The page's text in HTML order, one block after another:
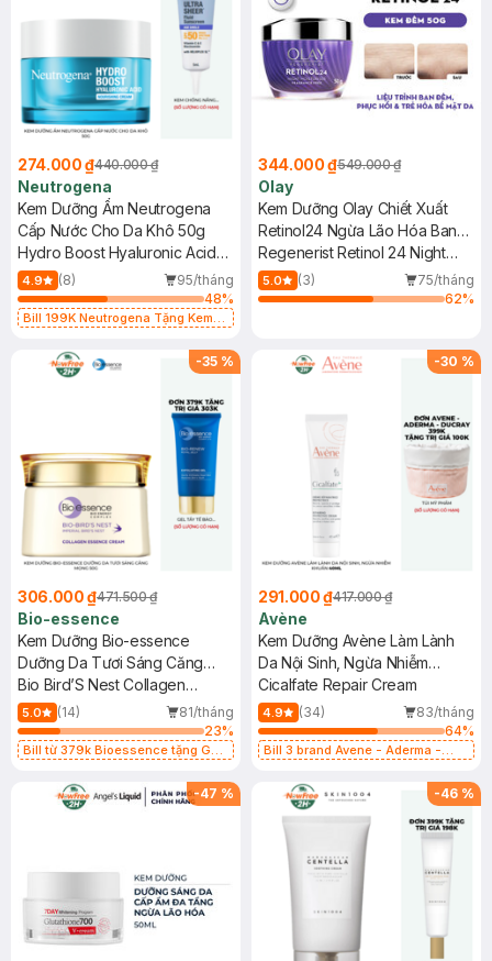
274.000 ₫440.000 ₫
Neutrogena
Kem Dưỡng Ẩm Neutrogena
Cấp Nước Cho Da Khô 50g
Hydro Boost Hyaluronic Acid
Nourishing Cream
4.9 (8)
95/tháng
48%
Bill 199K Neutrogena Tặng Kem
344.000 ₫549.000 ₫
Olay
Kem Dưỡng Olay Chiết Xuất
Retinol24 Ngừa Lão Hóa Ban
Đêm 50g
Regenerist Retinol 24 Night
Moisturiser Fragrance-Free
5.0 (3)
75/tháng
62%
-35 %
306.000 ₫471.500 ₫
Bio-essence
Kem Dưỡng Bio-essence
Dưỡng Da Tươi Sáng Căng
Mọng 50g
Bio Bird’S Nest Collagen
Essence Cream
5.0 (14)
81/tháng
23%
Bill từ 379k Bioessence tặng Gel
-30 %
291.000 ₫417.000 ₫
Avène
Kem Dưỡng Avène Làm Lành
Da Nội Sinh, Ngừa Nhiễm
Khuẩn 40ml
Cicalfate Repair Cream
4.9 (34)
83/tháng
64%
Bill 3 brand Avene - Aderma -
phẩm trị giá 100k (SL có hạn)
-47 % -46 %